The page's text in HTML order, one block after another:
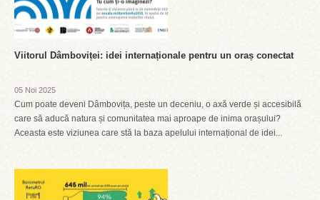
Viitorul Dâmboviței: idei internaționale pentru un oraș conectat
05 Noi 2025
Cum poate deveni Dâmbovița, peste un deceniu, o axă verde și accesibilă
care să aducă natura și comunitatea mai aproape de inima orașului?
Aceasta este viziunea care stă la baza apelului internațional de idei...